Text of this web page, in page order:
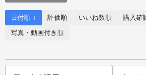
日付順 ↓ 評価順 いいね数順 購入確
写真・動画付き順